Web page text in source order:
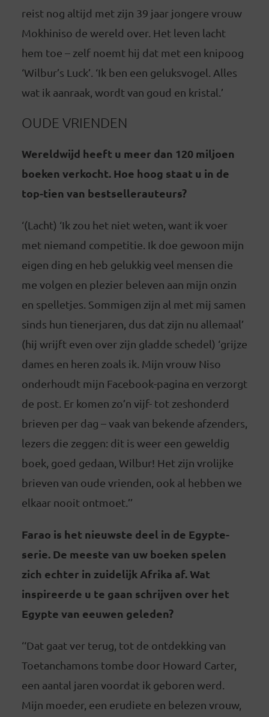
reist nog altijd met zijn 39 jaar jongere vrouw
Mokhiniso de wereld over. Het leven lacht
hem toe – zelf noemt hij dat met een knipoog
‘Wilbur’s Luck’. ‘Ik ben een geluksvogel. Alles
wat ik aanraak, wordt van goud en kristal.’
OUDE VRIENDEN
Wereldwijd heeft u meer dan 120 miljoen
boeken verkocht. Hoe hoog staat u in de
top-tien van bestsellerauteurs?
‘(Lacht) ‘Ik zou het niet weten, want ik voer
met niemand competitie. Ik doe gewoon mijn
eigen ding en heb gelukkig veel mensen die
me volgen en plezier beleven aan mijn onzin
en spelletjes. Sommigen zijn al met mij samen
sinds hun tienerjaren, dus dat zijn nu allemaal’
(hij wrijft even over zijn gladde schedel) ‘grijze
dames en heren zoals ik. Mijn vrouw Niso
onderhoudt mijn Facebook-pagina en verzorgt
de post. Er komen zo’n vijf- tot zeshonderd
brieven per dag – vaak van bekende afzenders,
lezers die zeggen: dit is weer een geweldig
boek, goed gedaan, Wilbur! Het zijn vrolijke
brieven van oude vrienden, ook al hebben we
elkaar nooit ontmoet.’’
Farao is het nieuwste deel in de Egypte-
serie. De meeste van uw boeken spelen
zich echter in zuidelijk Afrika af. Wat
inspireerde u te gaan schrijven over het
Egypte van eeuwen geleden?
‘‘Dat gaat ver terug, tot de ontdekking van
Toetanchamons tombe door Howard Carter,
een aantal jaren voordat ik geboren werd.
Mijn moeder, een erudiete en belezen vrouw,